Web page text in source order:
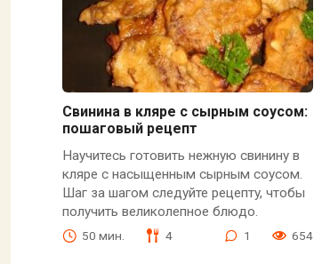
Свинина в кляре с сырным соусом:
пошаговый рецепт
Научитесь готовить нежную свинину в
кляре с насыщенным сырным соусом.
Шаг за шагом следуйте рецептy, чтобы
получить великолепное блюдо.
50 мин. 4 1 654